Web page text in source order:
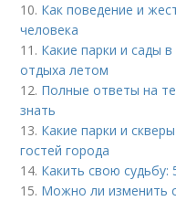
10. Как поведение и
человека
11. Какие парки и сады
отдыха летом
12. Полные ответы на
знать
13. Какие парки и
гостей города
14. Какить свою
15. Можно ли изменить